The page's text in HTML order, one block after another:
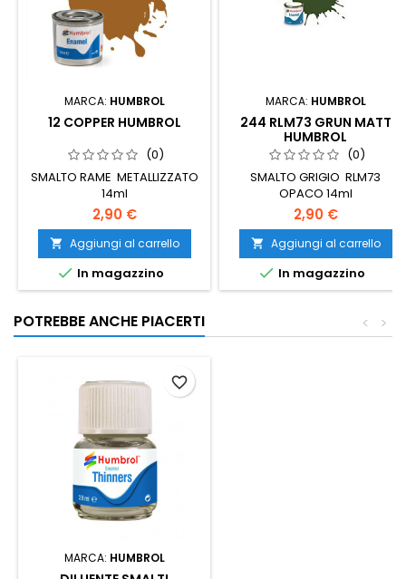
MARCA: HUMBROL
12 COPPER HUMBROL
(0)
SMALTO RAME METALLIZZATO
14ml
2,90 €
 Aggiungi al carrello
 In magazzino
MARCA: HUMBROL
244 RLM73 GRUN MATT
HUMBROL
(0)
SMALTO GRIGIO RLM73
OPACO 14ml
2,90 €
 Aggiungi al carrello
 In magazzino
POTREBBE ANCHE PIACERTI >
<
MARCA: HUMBROL
favorite_border